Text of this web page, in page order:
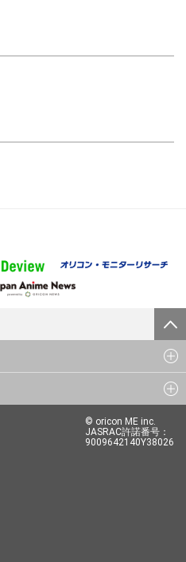
© oricon ME inc.
JASRAC許諾番号：
9009642140Y38026